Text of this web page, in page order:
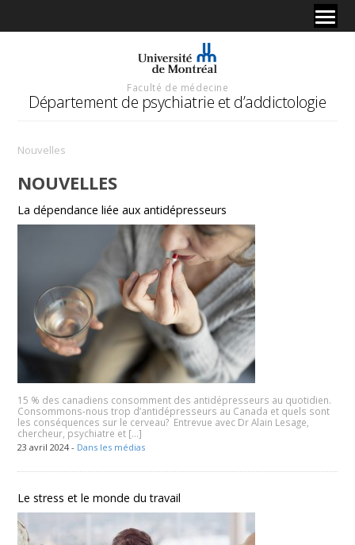
Faculté de médecine
Département de psychiatrie et d’addictologie
Nouvelles
NOUVELLES
La dépendance liée aux antidépresseurs
15 % des canadiens consomment des antidépresseurs au quotidien.
Consommons-nous trop d’antidépresseurs au Canada et quels sont
les conséquences sur le cerveau? Entrevue avec Dr Alain Lesage,
chercheur, psychiatre et […]
23 avril 2024 - Dans les médias
Le stress et le monde du travail